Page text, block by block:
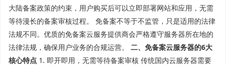
大陆备案政策的约束，用户购买后可以立即部署网站和应用，无需
等待漫长的备案审核过程。 免备案不等于不监管，只是适用的法律
法规不同。优质的免备案云服务提供商会严格遵守服务器所在地的
法律法规，确保用户业务的合规运营。 二、免备案云服务器的6大
核心特点 1. 即开即用，无需等待备案审核 传统国内云服务器需要